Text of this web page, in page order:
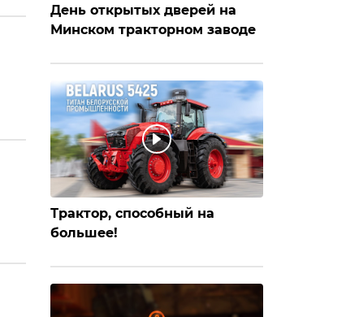
День открытых дверей на
Минском тракторном заводе
Трактор, способный на
большее!